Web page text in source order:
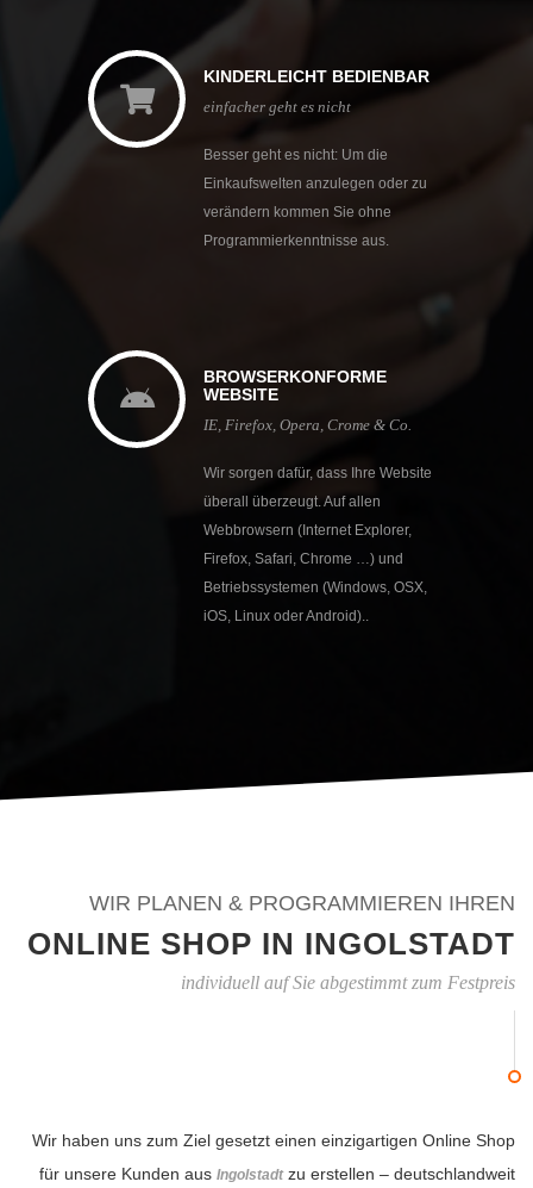
KINDERLEICHT BEDIENBAR
einfacher geht es nicht
Besser geht es nicht: Um die
Einkaufswelten anzulegen oder zu
verändern kommen Sie ohne
Programmierkenntnisse aus.
BROWSERKONFORME
WEBSITE
IE, Firefox, Opera, Crome & Co.
Wir sorgen dafür, dass Ihre Website
überall überzeugt. Auf allen
Webbrowsern (Internet Explorer,
Firefox, Safari, Chrome …) und
Betriebssystemen (Windows, OSX,
iOS, Linux oder Android)..
WIR PLANEN & PROGRAMMIEREN IHREN
ONLINE SHOP IN INGOLSTADT
individuell auf Sie abgestimmt zum Festpreis
Wir haben uns zum Ziel gesetzt einen einzigartigen Online Shop
für unsere Kunden aus Ingolstadtzu erstellen – deutschlandweit